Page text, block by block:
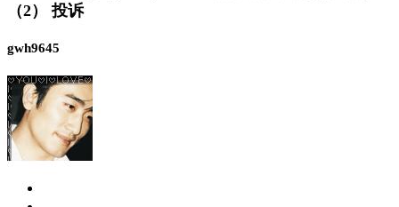
（2）
投诉
gwh9645